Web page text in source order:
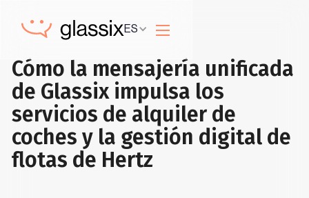
ES
Cómo la mensajería unificada
de Glassix impulsa los
servicios de alquiler de
coches y la gestión digital de
flotas de Hertz